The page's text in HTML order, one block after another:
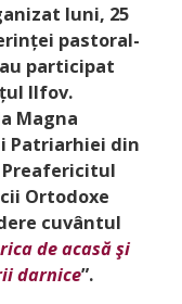
luni, 25
pastoral-
participat
Ilfov.
Magna
Patriarhiei din
Ortodoxe
cuvântul
de acasă şi
darnice”.